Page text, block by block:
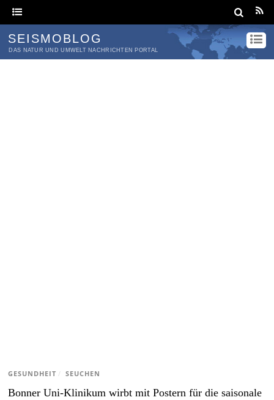
SEISMOBLOG
DAS NATUR UND UMWELT NACHRICHTEN PORTAL
GESUNDHEIT / SEUCHEN
Bonner Uni-Klinikum wirbt mit Postern für die saisonale